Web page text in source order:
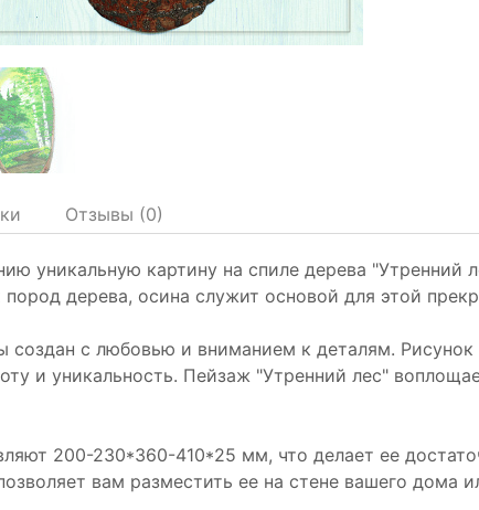
Отзывы (0)
уникальную картину на спиле дерева "Утренний
дерева, осина служит основой для этой
создан с любовью и вниманием к деталям.
и уникальность. Пейзаж "Утренний лес"
200-230*360-410*25 мм, что делает ее
вам разместить ее на стене вашего дома